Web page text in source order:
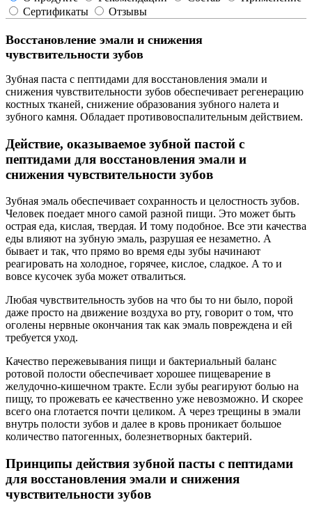
Сертификаты
Отзывы
Восстановление эмали и снижения
чувствительности зубов
Зубная паста с пептидами для восстановления эмали и
снижения чувствительности зубов обеспечивает регенерацию
костных тканей, снижение образования зубного налета и
зубного камня. Обладает противовоспалительным действием.
Действие, оказываемое зубной пастой с
пептидами для восстановления эмали и
снижения чувствительности зубов
Зубная эмаль обеспечивает сохранность и целостность зубов.
Человек поедает много самой разной пищи. Это может быть
острая еда, кислая, твердая. И тому подобное. Все эти качества
еды влияют на зубную эмаль, разрушая ее незаметно. А
бывает и так, что прямо во время еды зубы начинают
реагировать на холодное, горячее, кислое, сладкое. А то и
вовсе кусочек зуба может отвалиться.
Любая чувствительность зубов на что бы то ни было, порой
даже просто на движение воздуха во рту, говорит о том, что
оголены нервные окончания так как эмаль повреждена и ей
требуется уход.
Качество пережевывания пищи и бактериальный баланс
ротовой полости обеспечивает хорошее пищеварение в
желудочно-кишечном тракте. Если зубы реагируют болью на
пищу, то прожевать ее качественно уже невозможно. И скорее
всего она глотается почти целиком. А через трещины в эмали
внутрь полости зубов и далее в кровь проникает большое
количество патогенных, болезнетворных бактерий.
Принципы действия зубной пасты с пептидами
для восстановления эмали и снижения
чувствительности зубов